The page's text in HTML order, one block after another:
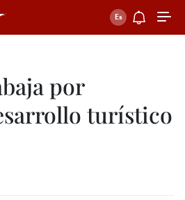
por
turístico